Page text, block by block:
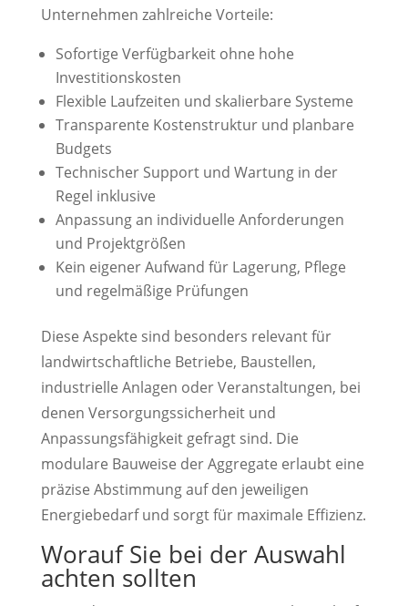
Unternehmen zahlreiche Vorteile:
Sofortige Verfügbarkeit ohne hohe
Investitionskosten
Flexible Laufzeiten und skalierbare Systeme
Transparente Kostenstruktur und planbare
Budgets
Technischer Support und Wartung in der
Regel inklusive
Anpassung an individuelle Anforderungen
und Projektgrößen
Kein eigener Aufwand für Lagerung, Pflege
und regelmäßige Prüfungen
Diese Aspekte sind besonders relevant für
landwirtschaftliche Betriebe, Baustellen,
industrielle Anlagen oder Veranstaltungen, bei
denen Versorgungssicherheit und
Anpassungsfähigkeit gefragt sind. Die
modulare Bauweise der Aggregate erlaubt eine
präzise Abstimmung auf den jeweiligen
Energiebedarf und sorgt für maximale Effizienz.
Worauf Sie bei der Auswahl
achten sollten